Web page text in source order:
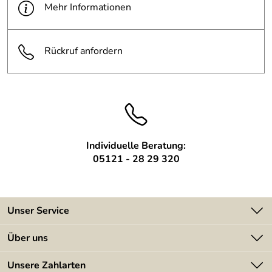
Oberfläche:
handschliff, brüniert
Motiv wasserstrahlgeschnitten und
Mehr Informationen
Rückruf anfordern
Individuelle Beratung:
05121 - 28 29 320
Unser Service
Kontakt
Über uns
Angebote
Unsere Zahlarten